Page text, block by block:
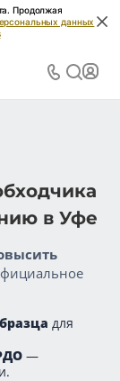
Продолжая
данных
в Уфе
для
—